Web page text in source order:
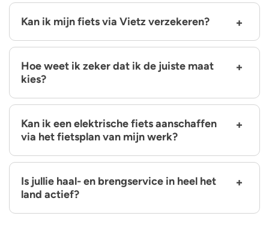
Kan ik mijn fiets via Vietz verzekeren?
Hoe weet ik zeker dat ik de juiste maat
kies?
Kan ik een elektrische fiets aanschaffen
via het fietsplan van mijn werk?
Is jullie haal- en brengservice in heel het
land actief?